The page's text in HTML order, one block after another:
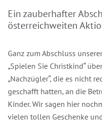
Ein zauberhafter
österreichweiten
Ganz zum Abschluss
„Spielen Sie Christkind“
„Nachzügler“, die es nicht
geschafft hatten, an die
Kinder. Wir sagen hier
vielen tollen Geschenke